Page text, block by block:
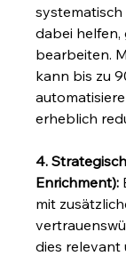
dabei helfen,
bearbeiten.
kann bis zu
erheblich
4.
Enrichment):
mit
dies relevant